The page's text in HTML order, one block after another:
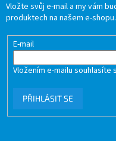
Vložte svůj e-mail a my vám
produktech na našem e-shopu.
E-mail
Vložením e-mailu souhlasíte s
PŘIHLÁSIT SE